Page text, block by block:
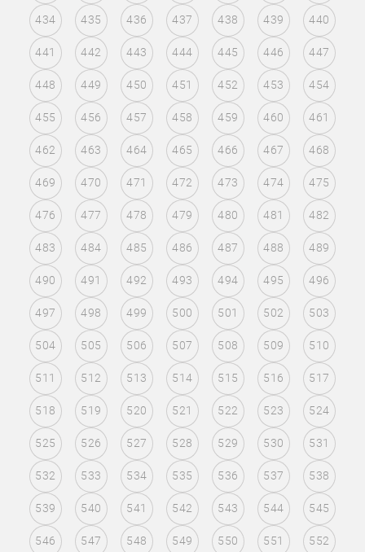
434 435 436 437 438 439 440
441 442 443 444 445 446 447
448 449 450 451 452 453 454
455 456 457 458 459 460 461
462 463 464 465 466 467 468
469 470 471 472 473 474 475
476 477 478 479 480 481 482
483 484 485 486 487 488 489
490 491 492 493 494 495 496
497 498 499 500 501 502 503
504 505 506 507 508 509 510
511 512 513 514 515 516 517
518 519 520 521 522 523 524
525 526 527 528 529 530 531
532 533 534 535 536 537 538
539 540 541 542 543 544 545
546 547 548 549 550 551 552